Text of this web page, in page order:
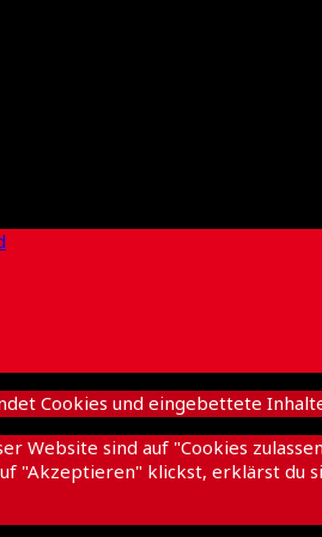
Cookies und eingebettete
Website sind auf "Cookies
"Akzeptieren" klickst, erklärst du